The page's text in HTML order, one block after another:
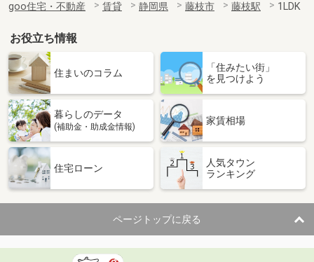
goo住宅・不動産 賃貸 静岡県 藤枝市 藤枝駅 1LDK
お役立ち情報
住まいのコラム
「住みたい街」
を見つけよう
暮らしのデータ
(補助金・助成金情報)
家賃相場
住宅ローン
人気タウン
ランキング
ページトップに戻る